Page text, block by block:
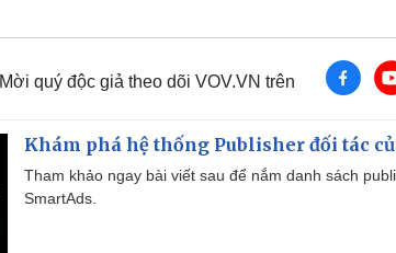
Mời quý độc giả theo dõi VOV.VN trên
Khám phá hệ thống Publisher đối tác
Tham khảo ngay bài viết sau để nắm danh sách
SmartAds.